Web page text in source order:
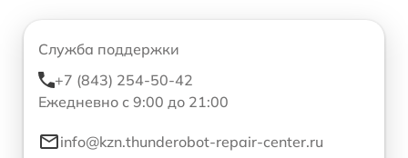
Служба поддержки
+7 (843) 254-50-42
Ежедневно с 9:00 до 21:00
info@kzn.thunderobot-repair-center.ru